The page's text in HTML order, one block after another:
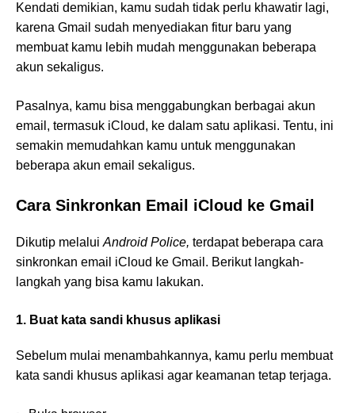
Kendati demikian, kamu sudah tidak perlu khawatir lagi,
karena Gmail sudah menyediakan fitur baru yang
membuat kamu lebih mudah menggunakan beberapa
akun sekaligus.
Pasalnya, kamu bisa menggabungkan berbagai akun
email, termasuk iCloud, ke dalam satu aplikasi. Tentu, ini
semakin memudahkan kamu untuk menggunakan
beberapa akun email sekaligus.
Cara Sinkronkan Email iCloud ke Gmail
Dikutip melaluiAndroid Police, terdapat beberapa cara
sinkronkan email iCloud ke Gmail. Berikut langkah-
langkah yang bisa kamu lakukan.
1. Buat kata sandi khusus aplikasi
Sebelum mulai menambahkannya, kamu perlu membuat
kata sandi khusus aplikasi agar keamanan tetap terjaga.